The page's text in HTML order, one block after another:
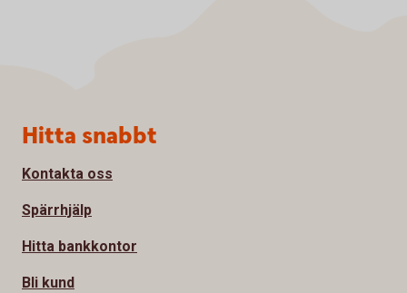
Sidfot
Hitta snabbt
Kontakta oss
Spärrhjälp
Hitta bankkontor
Bli kund